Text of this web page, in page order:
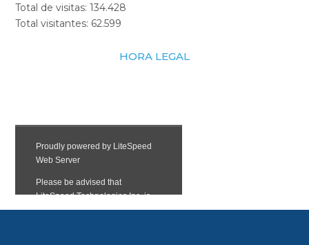
Total de visitas:134.428
Total visitantes: 62.599
HORA LEGAL